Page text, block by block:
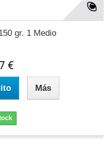
gr. 1 Medio
€
Más